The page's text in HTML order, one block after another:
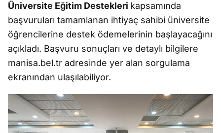
Üniversite Eğitim Destekleri kapsamında
başvuruları tamamlanan ihtiyaç sahibi üniversite
öğrencilerine destek ödemelerinin başlayacağını
açıkladı. Başvuru sonuçları ve detaylı bilgilere
manisa.bel.tr adresinde yer alan sorgulama
ekranından ulaşılabiliyor.